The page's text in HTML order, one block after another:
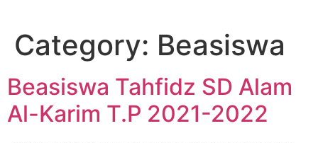
Category: Beasiswa
Beasiswa Tahfidz SD Alam
Al-Karim T.P 2021-2022